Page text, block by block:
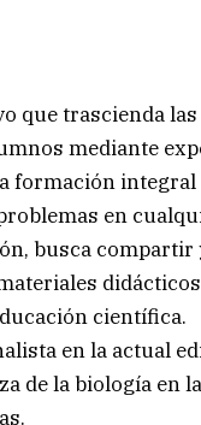
que trascienda
mediante
formación
en
busca
científica.
en la actual
de la biología en